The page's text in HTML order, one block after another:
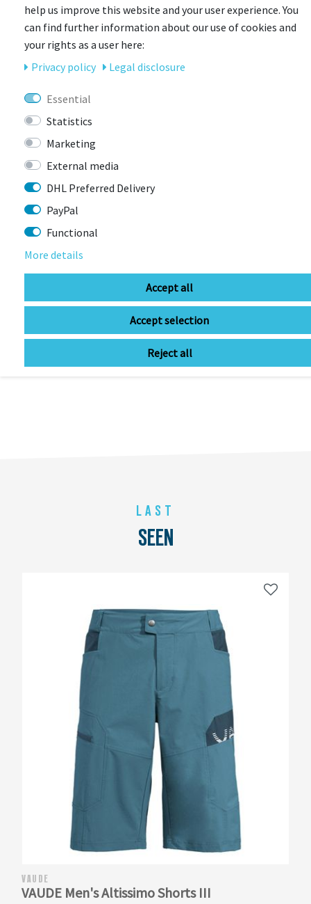
VAUDE
Item currently unavailable
€20.00 *
LAST
SEEN
VAUDE
VAUDE Men's Altissimo Shorts III
help us improve this website and your user experience. You
can find further information about our use of cookies and
your rights as a user here:
Privacy policy
Legal disclosure
Essential
Statistics
Marketing
External media
DHL Preferred Delivery
PayPal
Functional
More details
Accept all
Accept selection
Reject all